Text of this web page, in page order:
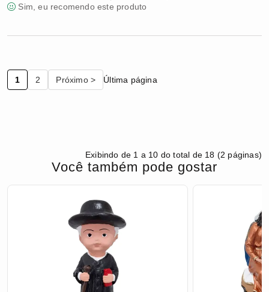
Sim, eu recomendo este produto
1 2 Próximo > Última página
Exibindo de 1 a 10 do total de 18 (2 páginas)
Você também pode gostar